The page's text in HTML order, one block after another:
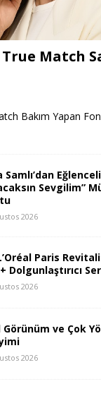
Match
Bakım Yapan
Samlı’dan Eğlenceli
Sevgilim”
2026
Paris
Dolgunlaştırıcı
2026
Görünüm ve Çok
2026